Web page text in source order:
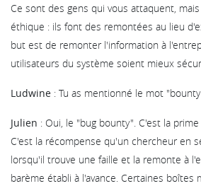
Ce sont des gens qui vous attaquent,
éthique : ils font des remontées au lieu
but est de remonter l'information à
utilisateurs du système soient mieux
Ludwine : Tu as mentionné le mot
Julien : Oui, le "bug bounty". C'est la
C'est la récompense qu'un chercheur en
lorsqu'il trouve une faille et la remonte à
barème établi à l'avance. Certaines boîtes